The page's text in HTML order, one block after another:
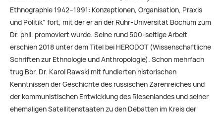
Ethnographie 1942–1991: Konzeptionen, Organisation, Praxis
und Politik“ fort, mit der er an der Ruhr-Universität Bochum zum
Dr. phil. promoviert wurde. Seine rund 500-seitige Arbeit
erschien 2018 unter dem Titel bei HERODOT (Wissenschaftliche
Schriften zur Ethnologie und Anthropologie). Schon mehrfach
trug Bbr. Dr. Karol Rawski mit fundierten historischen
Kenntnissen der Geschichte des russischen Zarenreiches und
der kommunistischen Entwicklung des Riesenlandes und seiner
ehemaligen Satellitenstaaten zu den Debatten im Kreis der